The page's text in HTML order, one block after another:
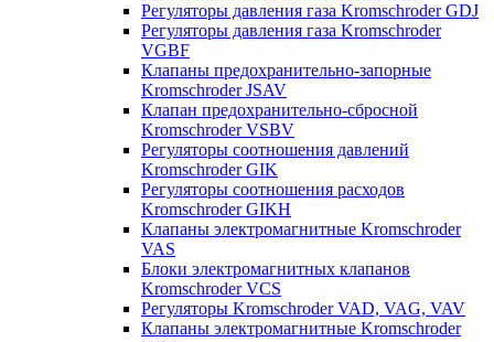
Регуляторы давления газа Kromschroder GDJ
Регуляторы давления газа Kromschroder
VGBF
Клапаны предохранительно-запорные
Kromschroder JSAV
Клапан предохранительно-сбросной
Kromschroder VSBV
Регуляторы соотношения давлений
Kromschroder GIK
Регуляторы соотношения расходов
Kromschroder GIKH
Клапаны электромагнитные Kromschroder
VAS
Блоки электромагнитных клапанов
Kromschroder VCS
Регуляторы Kromschroder VAD, VAG, VAV
Клапаны электромагнитные Kromschroder